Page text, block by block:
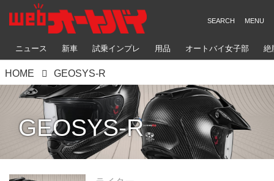
ニュース 新車 試乗インプレ 用品 オートバイ女子部 絶
HOME GEOSYS-R
GEOSYS-R